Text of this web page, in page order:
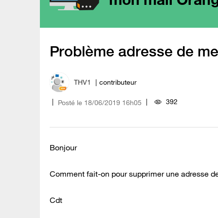
Problème adresse de
THV1 contributeur
Posté le ‎18/06/2019 16h05 392
Bonjour
Comment fait-on pour supprimer une adresse
Cdt